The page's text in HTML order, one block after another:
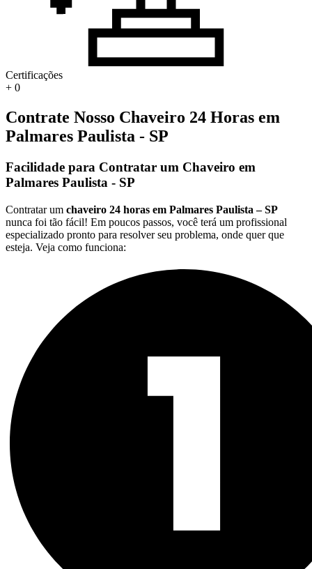
Certificações
+ 0
Contrate Nosso Chaveiro 24 Horas em
Palmares Paulista - SP
Facilidade para Contratar um Chaveiro em
Palmares Paulista - SP
Contratar um chaveiro 24 horas em Palmares Paulista – SP
nunca foi tão fácil! Em poucos passos, você terá um profissional
especializado pronto para resolver seu problema, onde quer que
esteja. Veja como funciona: